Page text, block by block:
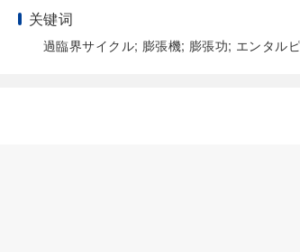
关键词
過臨界サイクル; 膨張機; 膨張功; エンタル